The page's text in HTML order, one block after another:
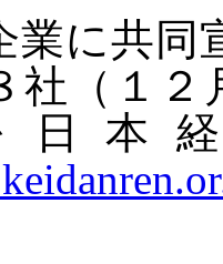
業に共同
社（１
日本